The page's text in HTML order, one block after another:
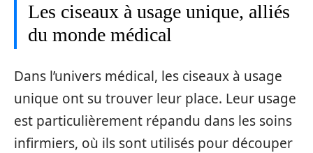
Les ciseaux à usage unique, alliés
du monde médical
Dans l’univers médical, les ciseaux à usage
unique ont su trouver leur place. Leur usage
est particulièrement répandu dans les soins
infirmiers, où ils sont utilisés pour découper